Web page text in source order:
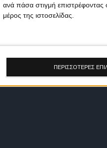
ανά πάσα στιγμή
μέρος της ιστοσελίδας.
ΠΕΡΙΣΣΟΤΕΡΕΣ